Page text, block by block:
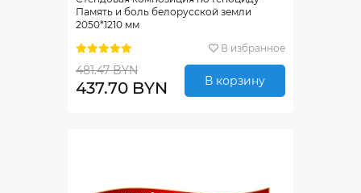
Память и боль белорусской земли
2050*1210 мм
В избранное
481.47 BYN
437.70 BYN В корзину